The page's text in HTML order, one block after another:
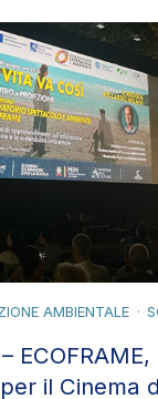
AMBIENTALE
il Cinema